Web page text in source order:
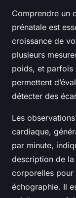
Comprendre un
prénatale est
croissance de
plusieurs
poids, et parfois
permettent
détecter des
Les
cardiaque,
par minute,
description de
corporelles pour
échographie. Il